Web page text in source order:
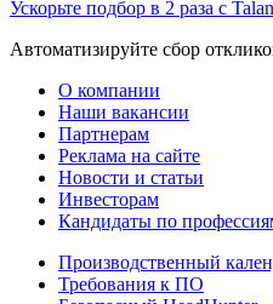
Ускорьте подбор в 2 раза с
Автоматизируйте сбор
О компании
Наши вакансии
Партнерам
Реклама на сайте
Новости и статьи
Инвесторам
Кандидаты по
Производственный
Требования к ПО